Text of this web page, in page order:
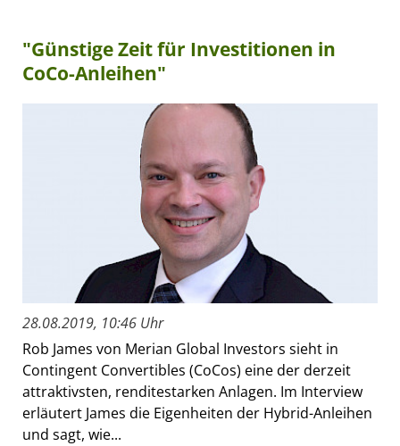
"Günstige Zeit für Investitionen in
CoCo-Anleihen"
28.08.2019, 10:46 Uhr
Rob James von Merian Global Investors sieht in
Contingent Convertibles (CoCos) eine der derzeit
attraktivsten, renditestarken Anlagen. Im Interview
erläutert James die Eigenheiten der Hybrid-Anleihen
und sagt, wie...